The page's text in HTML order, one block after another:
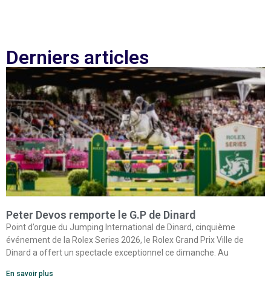
Derniers articles
Peter Devos remporte le G.P de Dinard
Point d’orgue du Jumping International de Dinard, cinquième
événement de la Rolex Series 2026, le Rolex Grand Prix Ville de
Dinard a offert un spectacle exceptionnel ce dimanche. Au
En savoir plus